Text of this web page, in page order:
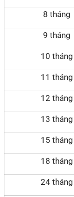
8 tháng
9 tháng
10 tháng
11 tháng
12 tháng
13 tháng
15 tháng
18 tháng
24 tháng